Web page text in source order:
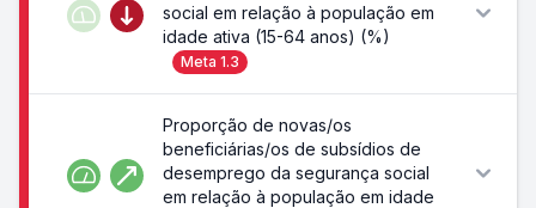
social em relação à população em
idade ativa (15-64 anos) (%)
Meta 1.3
Proporção de novas/os
beneficiárias/os de subsídios de
desemprego da segurança social
em relação à população em idade